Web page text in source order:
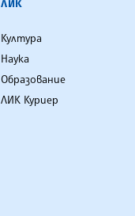
ЛИК
Култура
Наука
Образование
ЛИК Куриер